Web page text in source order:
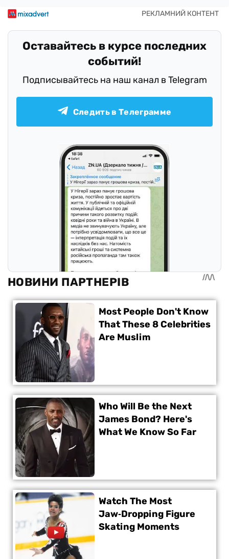
Оставайтесь в курсе последних
событий!
Подписывайтесь на наш канал в Telegram
Следить в Телеграмме